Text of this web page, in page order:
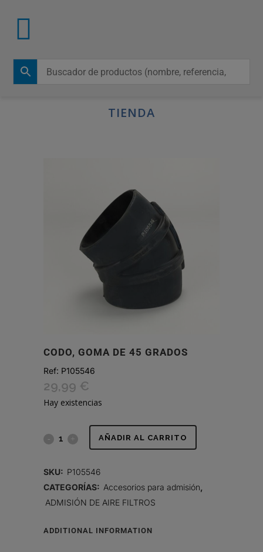
TIENDA
CODO, GOMA DE 45 GRADOS
Ref: P105546
29,99 €
Hay existencias
CODO,
45
AÑADIR AL CARRITO
SKU: P105546
CATEGORÍAS: Accesorios para admisión
ADMISIÓN DE AIRE FILTROS
ADDITIONAL INFORMATION